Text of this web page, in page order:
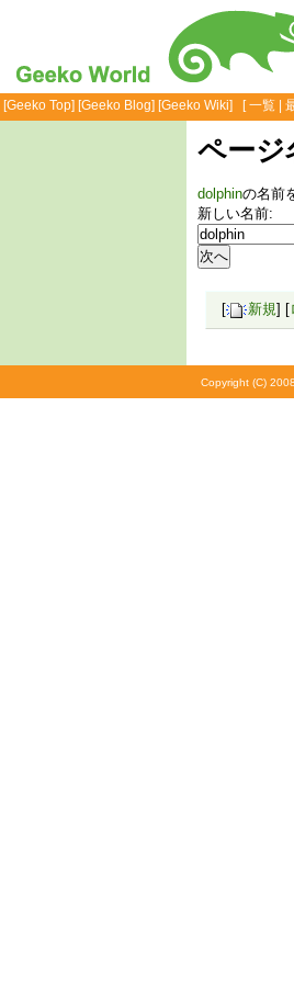
[Geeko Top] [Geeko Blog] [Geeko Wiki] [一覧
ページ
dolphinの名前
新しい名前:
[ 新規] [
Copyright (C)